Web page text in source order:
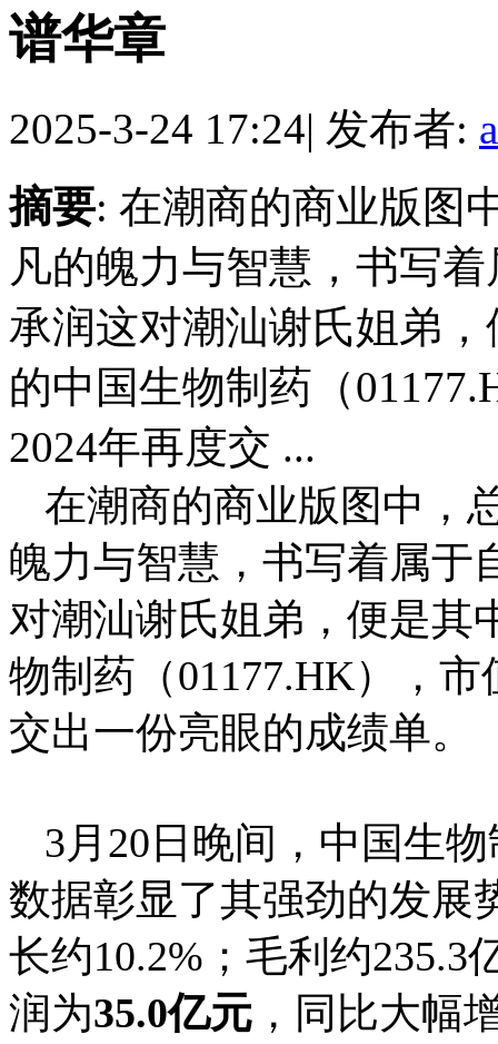
谱华章
2025-3-24 17:24| 发布者:
摘要: 在潮商的商业版图
凡的魄力与智慧，书写
承润这对潮汕谢氏姐弟
的中国生物制药（
2024年再度交 ...
在潮商的商业版图中，
魄力与智慧，书写着属于
对潮汕谢氏姐弟，便是其
物制药（01177.HK），
交出一份亮眼的成绩单。
3月20日晚间，中国生
数据彰显了其强劲的发展
长约10.2%；毛利约235.3
润为35.0亿元 ，同比大幅